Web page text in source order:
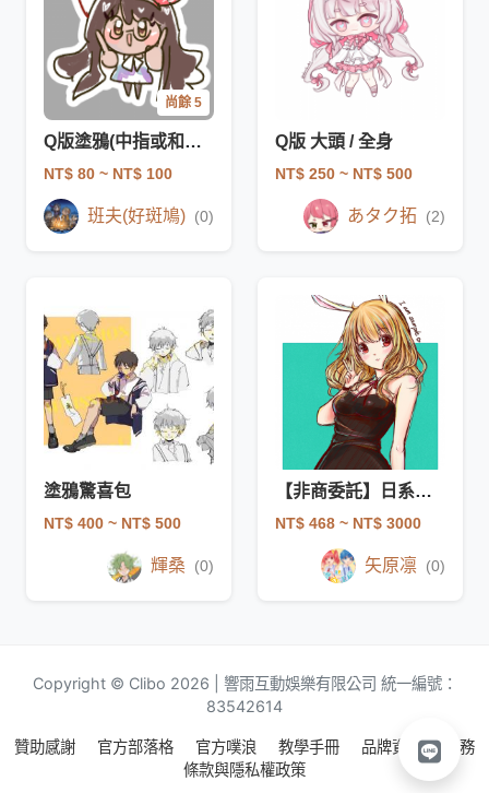
尚餘 5
Q版塗鴉(中指或和平手勢)
NT$ 80 ~ NT$ 100
班夫(好斑鳩) (0)
Q版 大頭 / 全身
NT$ 250 ~ NT$ 500
あタク拓 (2)
塗鴉驚喜包
NT$ 400 ~ NT$ 500
輝桑 (0)
【非商委託】日系塗鴉-驚喜包
NT$ 468 ~ NT$ 3000
矢原凛 (0)
Copyright © Clibo 2026 | 響雨互動娛樂有限公司 統一編號：
83542614
贊助感謝 官方部落格 官方噗浪 教學手冊 品牌資源
服務
條款與隱私權政策